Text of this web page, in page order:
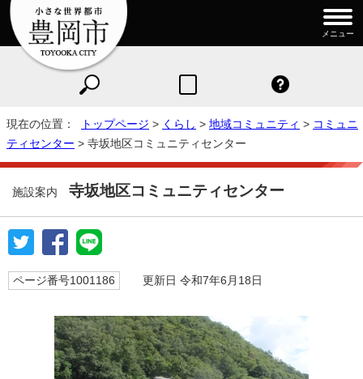
メニュー
現在の位置： トップページ > くらし > 地域コミュニティ > コミュニ
ティセンター > 寺坂地区コミュニティセンター
施設案内 寺坂地区コミュニティセンター
ページ番号1001186 更新日 令和7年6月18日